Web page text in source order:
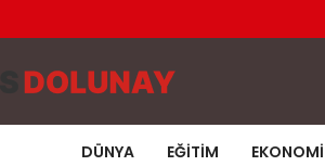
DÜNYA EĞITIM EKONOMI